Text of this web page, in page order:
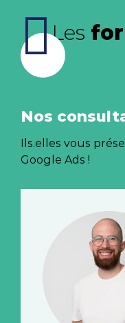
Les
Nos
Ils.elles vous
Google Ads !